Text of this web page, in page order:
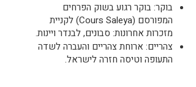
בוקר: בוקר רגוע בשוק הפרחים
המפורסם (Cours Saleya) לקניית
מזכרות אחרונות: סבונים, לבנדר ויינות.
צהריים: ארוחת צהריים והעברה לשדה
התעופה וטיסה חזרה לישראל.